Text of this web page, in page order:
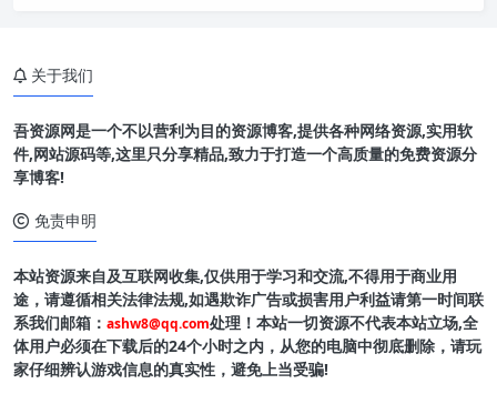
关于我们
吾资源网是一个不以营利为目的资源博客,提供各种网络资源,实用软
件,网站源码等,这里只分享精品,致力于打造一个高质量的免费资源分
享博客!
免责申明
本站资源来自及互联网收集,仅供用于学习和交流,不得用于商业用
途，请遵循相关法律法规,如遇欺诈广告或损害用户利益请第一时间联
系我们邮箱： ashw8@qq.com处理！本站一切资源不代表本站立场,全
体用户必须在下载后的24个小时之内，从您的电脑中彻底删除，请玩
家仔细辨认游戏信息的真实性，避免上当受骗!